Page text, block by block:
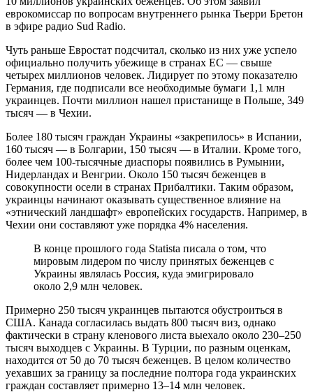
еврокомиссар по вопросам внутреннего рынка Тьерри Бретон
в эфире радио Sud Radio.
Чуть раньше Евростат подсчитал, сколько из них уже успело
официально получить убежище в странах ЕС — свыше
четырех миллионов человек. Лидирует по этому показателю
Германия, где подписали все необходимые бумаги 1,1 млн
украинцев. Почти миллион нашел пристанище в Польше, 349
тысяч — в Чехии.
Более 180 тысяч граждан Украины «закрепилось» в Испании,
160 тысяч — в Болгарии, 150 тысяч — в Италии. Кроме того,
более чем 100-тысячные диаспоры появились в Румынии,
Нидерландах и Венгрии. Около 150 тысяч беженцев в
совокупности осели в странах Прибалтики. Таким образом,
украинцы начинают оказывать существенное влияние на
«этнический ландшафт» европейских государств. Например, в
Чехии они составляют уже порядка 4% населения.
В конце прошлого года Statista писала о том, что
мировым лидером по числу принятых беженцев с
Украины являлась Россия, куда эмигрировало
около 2,9 млн человек.
Примерно 250 тысяч украинцев пытаются обустроиться в
США. Канада согласилась выдать 800 тысяч виз, однако
фактически в страну кленового листа выехало около 230–250
тысяч выходцев с Украины. В Турции, по разным оценкам,
находится от 50 до 70 тысяч беженцев. В целом количество
уехавших за границу за последние полтора года украинских
граждан составляет примерно 13–14 млн человек.